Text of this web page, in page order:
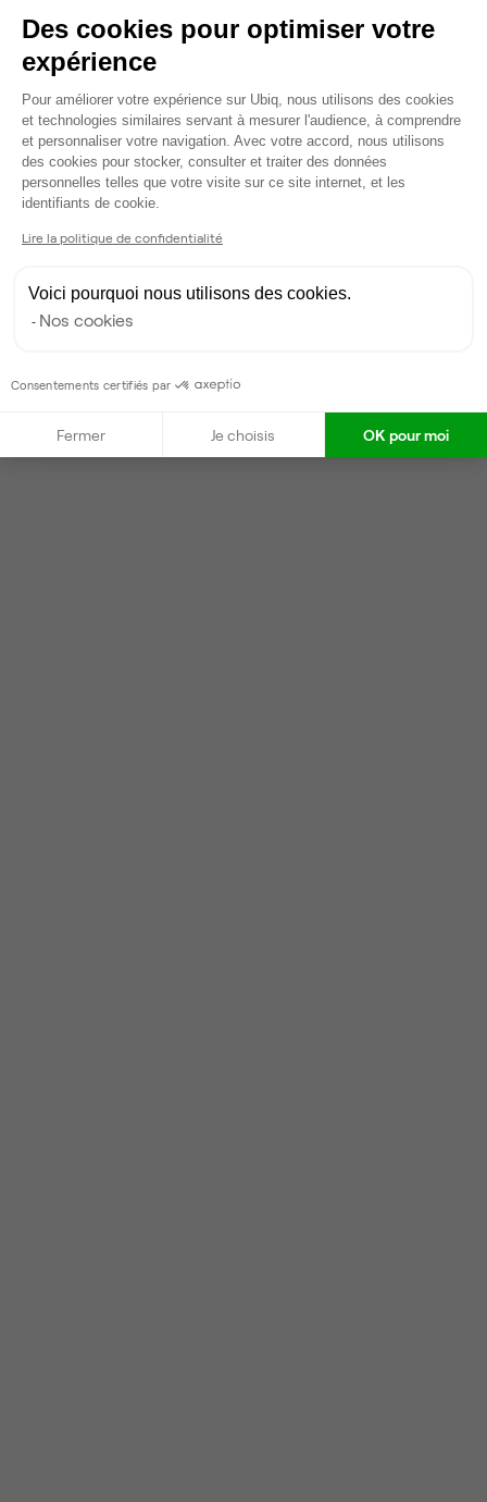
Dispo
Voir tout
Gestionnaire de l'espace
Partenaire depuis 2020
Taux de réponse : 40%
Locataires trouvés sur Ubiq : 17
Des cookies pour optimiser votre
expérience
Plateforme de Gestion du
Pour améliorer votre expérience sur Ubiq, nous utilisons des cookies
et technologies similaires servant à mesurer l'audience, à comprendre
et personnaliser votre navigation. Avec votre accord, nous utilisons
des cookies pour stocker, consulter et traiter des données
personnelles telles que votre visite sur ce site internet, et les
identifiants de cookie.
Lire la politique de confidentialité
Voici pourquoi nous utilisons des cookies.
Nos cookies
Consentements certifiés par
Fermer Je choisis OK pour moi